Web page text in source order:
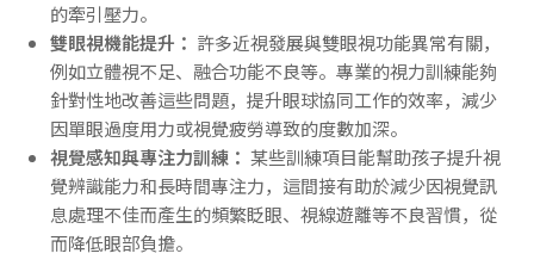
的牽引壓力。
雙眼視機能提升： 許多近視發展與雙眼視功能異常有關，
例如立體視不足、融合功能不良等。專業的視力訓練能夠
針對性地改善這些問題，提升眼球協同工作的效率，減少
因單眼過度用力或視覺疲勞導致的度數加深。
視覺感知與專注力訓練： 某些訓練項目能幫助孩子提升視
覺辨識能力和長時間專注力，這間接有助於減少因視覺訊
息處理不佳而產生的頻繁眨眼、視線遊離等不良習慣，從
而降低眼部負擔。